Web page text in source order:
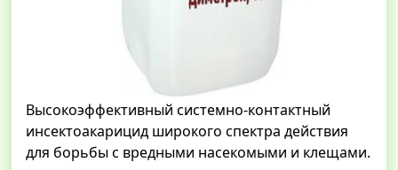
Высокоэффективный системно-контактный
инсектоакарицид широкого спектра действия
для борьбы с вредными насекомыми и клещами.